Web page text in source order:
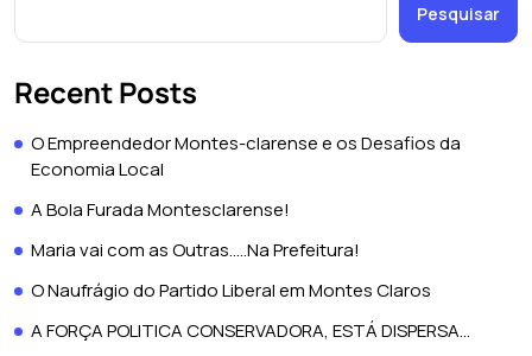
Pesquisar
Recent Posts
O Empreendedor Montes-clarense e os Desafios da
Economia Local
A Bola Furada Montesclarense!
Maria vai com as Outras…..Na Prefeitura!
O Naufrágio do Partido Liberal em Montes Claros
A FORÇA POLITICA CONSERVADORA, ESTÁ DISPERSA…